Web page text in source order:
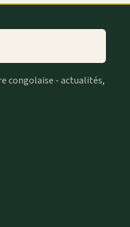
congolaise - actualités,